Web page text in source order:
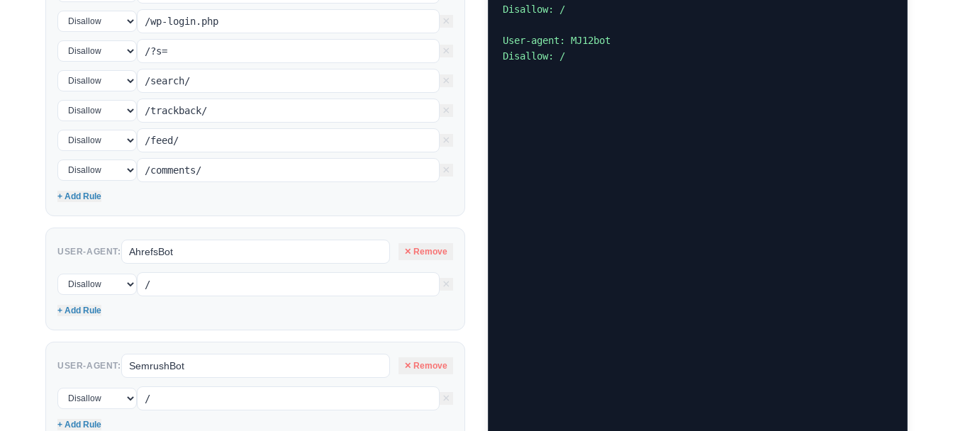
×
×
×
×
×
×
+ Add Rule
USER-AGENT: ✕ Remove
×
+ Add Rule
USER-AGENT: ✕ Remove
×
+ Add Rule
Disallow: /
User-agent: MJ12bot
Disallow: /